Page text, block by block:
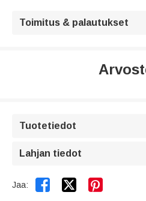
Toimitus & palautukset
Tuotetiedot
Lahjan tiedot
Jaa:  